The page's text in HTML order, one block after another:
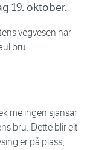
19. oktober.
vegvesen har
bru.
me ingen sjansar
bru. Dette blir eit
er på plass,